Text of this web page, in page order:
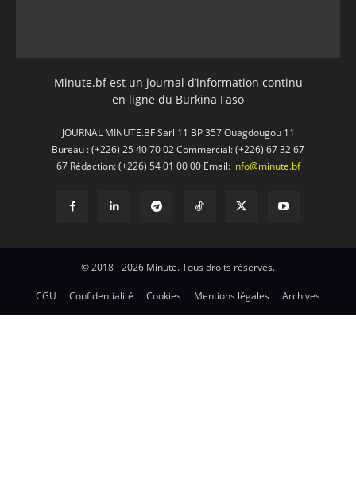
Minute.bf est un journal d’information continu
en ligne du Burkina Faso
JOURNAL MINUTE.BF Sarl 11 BP 357 Ouagdougou 11
Bureau : (+226) 25 40 70 02 Commercial: (+226) 67 32 67
67 Rédaction: (+226) 54 01 00 00 Email: info@minute.bf
© 2018 - 2026 Minute. Tous droits réservés.
CGU Confidentialité Cookies Mentions légales Archives